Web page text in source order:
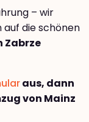
– wir
auf die schönen
Zabrze
aus, dann
von Mainz